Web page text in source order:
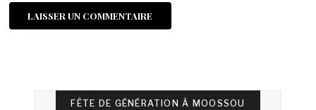
FÊTE DE GÉNÉRATION À MOOSSOU